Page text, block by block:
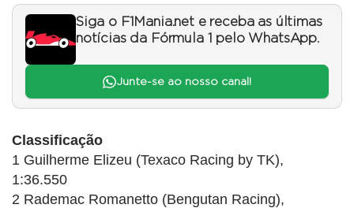
Siga o F1Mania.net e receba as últimas
notícias da Fórmula 1 pelo WhatsApp.
Junte-se ao nosso canal!
Classificação
1 Guilherme Elizeu (Texaco Racing by TK),
1:36.550
2 Rademac Romanetto (Bengutan Racing),